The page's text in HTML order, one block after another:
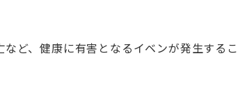
ど、健康に有害となるイベンが発生する